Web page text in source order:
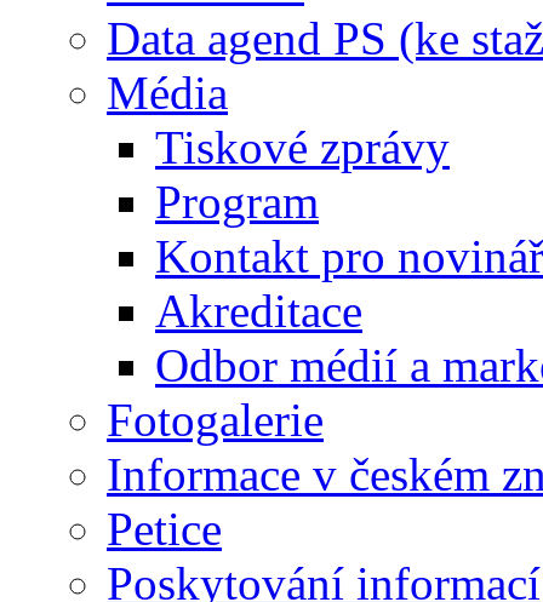
Data agend PS (ke
Média
Tiskové zprávy
Program
Kontakt pro
Akreditace
Odbor médií a
Fotogalerie
Informace v českém
Petice
Poskytování informací